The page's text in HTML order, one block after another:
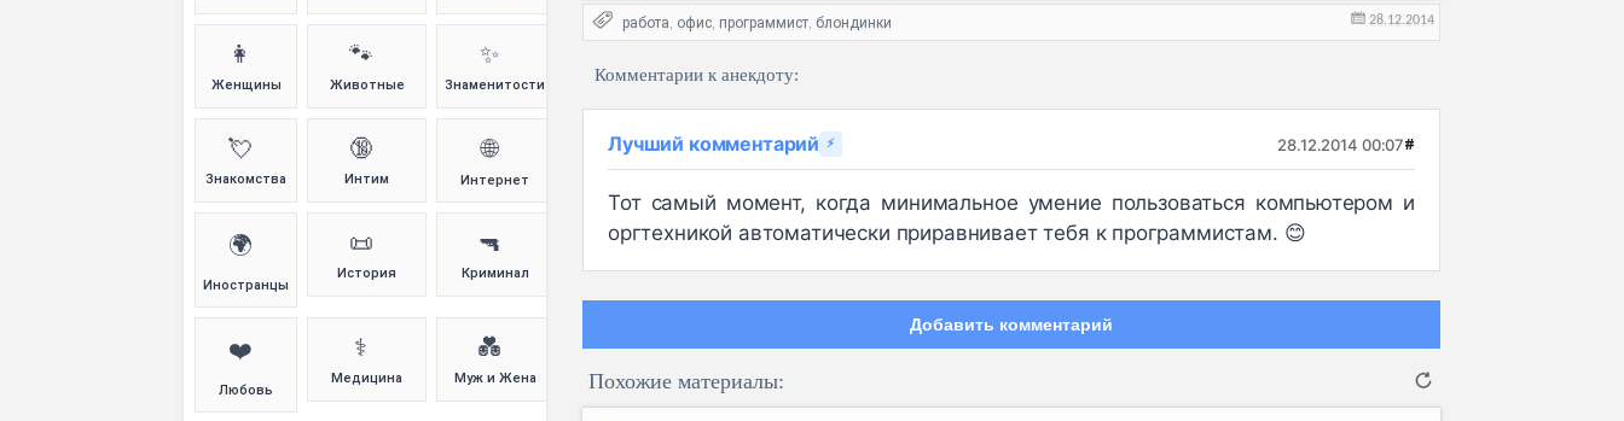
28.12.2014
работа, офис, программист, блондинки
Комментарии к анекдоту:
Лучший комментарий ⚡ 28.12.2014 00:07#
Тот самый момент, когда минимальное умение пользоваться компьютером и
оргтехникой автоматически приравнивает тебя к программистам. 😊
Добавить комментарий
Похожие материалы:
👩
Женщины
🐾
Животные
✨
Знаменитости
💘
Знакомства
🔞
Интим
🌐
Интернет
🌍
Иностранцы
📜
История
🔫
Криминал
❤️
Любовь
⚕️
Медицина
💑
Муж и Жена